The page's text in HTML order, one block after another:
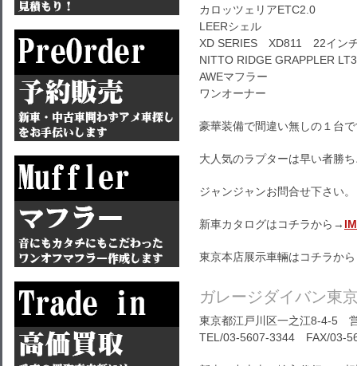
カロッツェリアETC2.0
LEERシェル
XD SERIES XD811 22イン
NITTO RIDGE GRAPPLER
AWEマフラー
ワンオーナー
豪華装備で間違い無しの１台
大人気のラプターは早い者勝ち
ジャンジャンお問合せ下さい。
新車カタログはコチラから→
東京本店展示車輛はコチラか
ガレージダイバン東
東京都江戸川区一之江8-4-5
TEL/03-5607-3344 FAX/03-